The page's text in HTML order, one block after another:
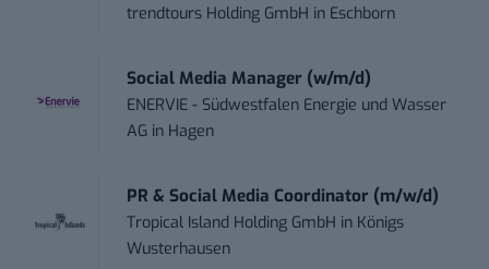
trendtours Holding GmbH in Eschborn
Social Media Manager (w/m/d)
ENERVIE - Südwestfalen Energie und Wasser
AG in Hagen
PR & Social Media Coordinator (m/w/d)
Tropical Island Holding GmbH in Königs
Wusterhausen